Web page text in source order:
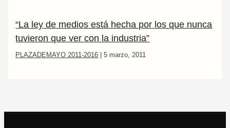
“La ley de medios está hecha por los que nunca
tuvieron que ver con la industria”
PLAZADEMAYO 2011-2016 |5 marzo, 2011